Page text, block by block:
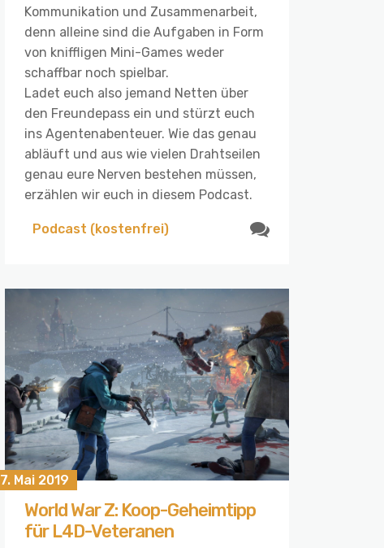
Kommunikation und Zusammenarbeit,
denn alleine sind die Aufgaben in Form
von kniffligen Mini-Games weder
schaffbar noch spielbar.
Ladet euch also jemand Netten über
den Freundepass ein und stürzt euch
ins Agentenabenteuer. Wie das genau
abläuft und aus wie vielen Drahtseilen
genau eure Nerven bestehen müssen,
erzählen wir euch in diesem Podcast.
Podcast (kostenfrei)
7. Mai 2019
World War Z: Koop-Geheimtipp
für L4D-Veteranen